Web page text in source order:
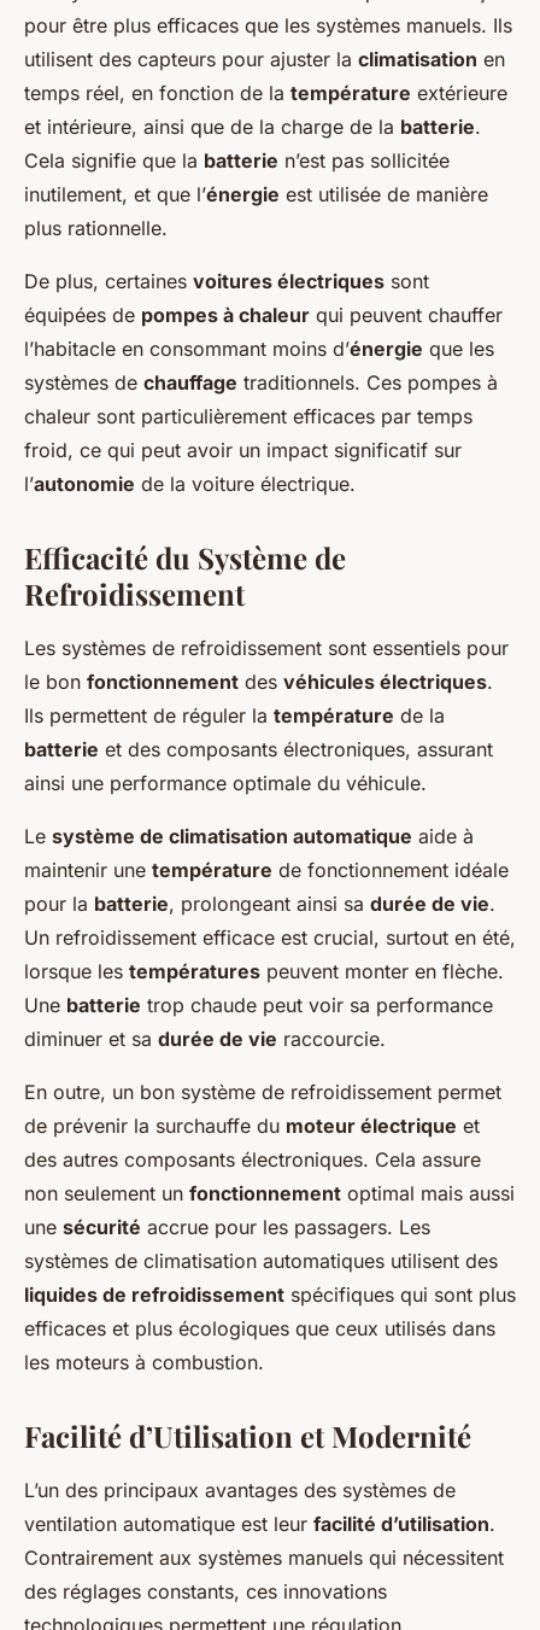
pour être plus efficaces que les systèmes manuels. Ils
utilisent des capteurs pour ajuster la climatisation en
temps réel, en fonction de la température extérieure
et intérieure, ainsi que de la charge de la batterie.
Cela signifie que la batterie n’est pas sollicitée
inutilement, et que l’énergie est utilisée de manière
plus rationnelle.
De plus, certaines voitures électriques sont
équipées de pompes à chaleur qui peuvent chauffer
l’habitacle en consommant moins d’énergie que les
systèmes de chauffage traditionnels. Ces pompes à
chaleur sont particulièrement efficaces par temps
froid, ce qui peut avoir un impact significatif sur
l’autonomie de la voiture électrique.
Efficacité du Système de
Refroidissement
Les systèmes de refroidissement sont essentiels pour
le bon fonctionnement des véhicules électriques.
Ils permettent de réguler la température de la
batterie et des composants électroniques, assurant
ainsi une performance optimale du véhicule.
Le système de climatisation automatique aide à
maintenir une température de fonctionnement idéale
pour la batterie, prolongeant ainsi sa durée de vie.
Un refroidissement efficace est crucial, surtout en été,
lorsque les températures peuvent monter en flèche.
Une batterie trop chaude peut voir sa performance
diminuer et sa durée de vie raccourcie.
En outre, un bon système de refroidissement permet
de prévenir la surchauffe du moteur électrique et
des autres composants électroniques. Cela assure
non seulement un fonctionnement optimal mais aussi
une sécurité accrue pour les passagers. Les
systèmes de climatisation automatiques utilisent des
liquides de refroidissement spécifiques qui sont plus
efficaces et plus écologiques que ceux utilisés dans
les moteurs à combustion.
Facilité d’Utilisation et Modernité
L’un des principaux avantages des systèmes de
ventilation automatique est leur facilité d’utilisation.
Contrairement aux systèmes manuels qui nécessitent
des réglages constants, ces innovations
technologiques permettent une régulation